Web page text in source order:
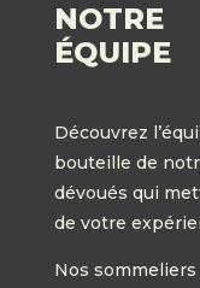
NOTRE
ÉQUIPE
Découvrez
bouteille de
dévoués qui
de votre
Nos